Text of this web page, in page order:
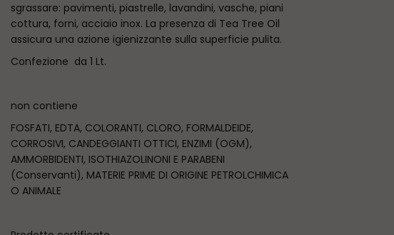
sgrassare: pavimenti, piastrelle, lavandini, vasche, piani
cottura, forni, acciaio inox. La presenza di Tea Tree Oil
assicura una azione igienizzante sulla superficie pulita.
Confezione da 1 Lt.
non contiene
FOSFATI, EDTA, COLORANTI, CLORO, FORMALDEIDE,
CORROSIVI, CANDEGGIANTI OTTICI, ENZIMI (OGM),
AMMORBIDENTI, ISOTHIAZOLINONI E PARABENI
(Conservanti), MATERIE PRIME DI ORIGINE PETROLCHIMICA
O ANIMALE